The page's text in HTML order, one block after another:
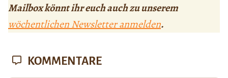
Mailbox könnt ihr euch auch zu unserem
wöchentlichen Newsletter anmelden.
KOMMENTARE